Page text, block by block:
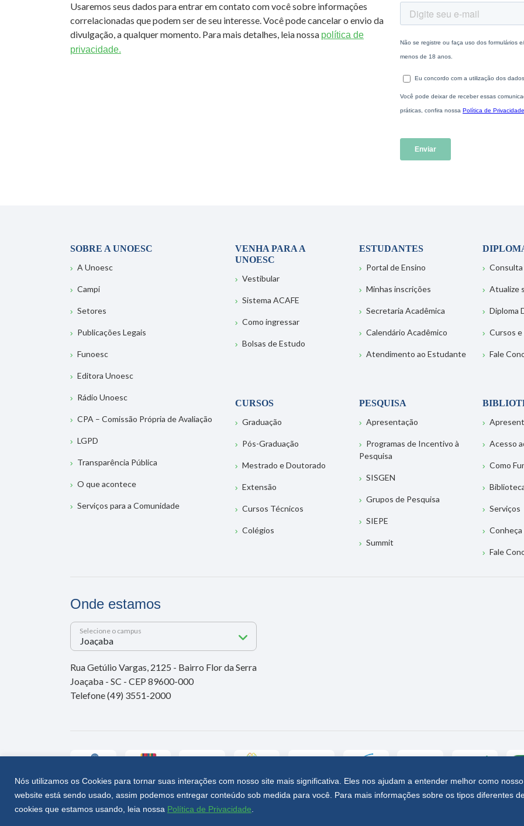
Nós utilizamos os Cookies para tornar suas interações com nosso site mais significativa. Eles nos ajudam a entender melhor como nosso
website está sendo usado, assim podemos entregar conteúdo sob medida para você. Para mais informações sobre os tipos diferentes
cookies que estamos usando, leia nossa Política de Privacidade
Usaremos seus dados para entrar em contato com você sobre informações
correlacionadas que podem ser de seu interesse. Você pode cancelar o envio da
divulgação, a qualquer momento. Para mais detalhes, leia nossa política de
privacidade.
SOBRE A UNOESC
A Unoesc
Campi
Setores
Publicações Legais
Funoesc
Editora Unoesc
Rádio Unoesc
CPA – Comissão Própria de Avaliação
LGPD
Transparência Pública
O que acontece
Serviços para a Comunidade
VENHA PARA A
UNOESC
Vestibular
Sistema ACAFE
Como ingressar
Bolsas de Estudo
ESTUDANTES
Portal de Ensino
Minhas inscrições
Secretaria Acadêmica
Calendário Acadêmico
Atendimento ao Estudante
Consulta
Atualize
Diploma
Cursos
Fale
CURSOS
Graduação
Pós-Graduação
Mestrado e Doutorado
Extensão
Cursos Técnicos
Colégios
PESQUISA
Apresentação
Programas de Incentivo à
Pesquisa
SISGEN
Grupos de Pesquisa
SIEPE
Summit
Acesso
Como
Serviços
Fale
Onde estamos
Selecione o campus
Rua Getúlio Vargas, 2125 - Bairro Flor da Serra
Joaçaba - SC - CEP 89600-000
Telefone (49) 3551-2000
Unoesc © 2026 - Todos os direitos reservados